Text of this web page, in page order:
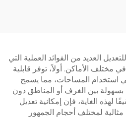
العديد من الفوائد العملية التي
مختلف الأماكن. أولاً، توفر قابلية
استخدام المساحات، مما يسمح
بين الغرف أو المناطق دون
لهذه الغاية، فإن إمكانية تعديل
لمختلف أحجام الجمهور